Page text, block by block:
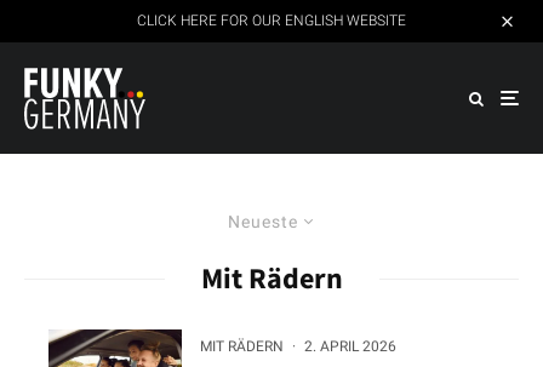
CLICK HERE FOR OUR ENGLISH WEBSITE
Neueste
Mit Rädern
MIT RÄDERN · 2. APRIL 2026